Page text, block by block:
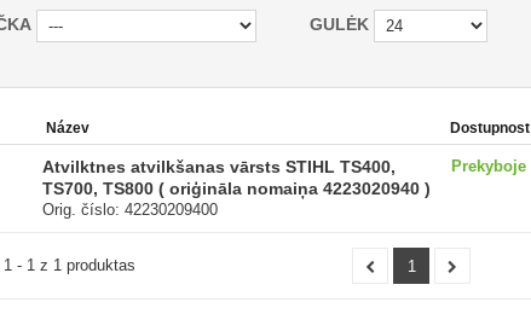
GULĖK
Název Dostupnost
Atvilktnes atvilkšanas vārsts STIHL TS400,
TS700, TS800 ( oriģināla nomaiņa 4223020940 )
Orig. číslo: 42230209400
Prekyboje
1
1 - 1 z 1 produktas